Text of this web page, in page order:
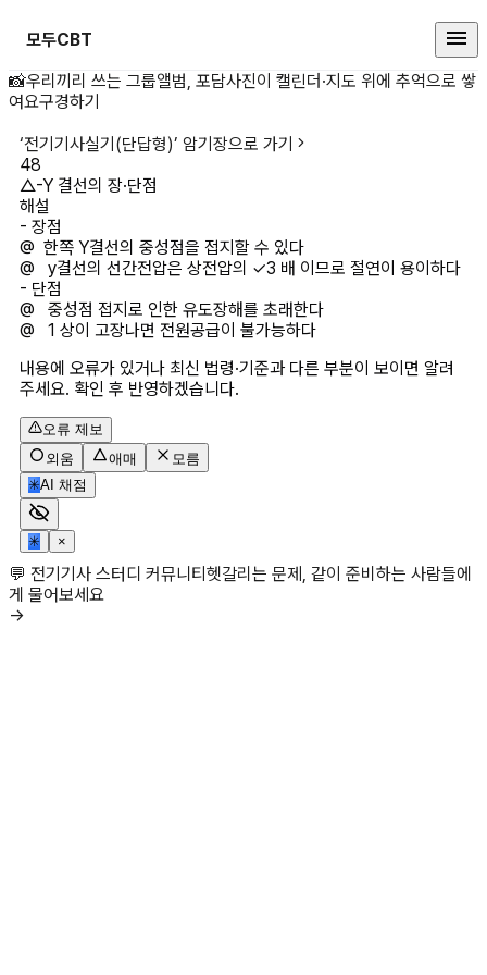
모두CBT
△-Y 결선의 장·단점 상세 페이지
📸우리끼리 쓰는 그룹앨범, 포담사진이 캘린더·지도 위에 추억으로 쌓
여요구경하기
‘전기기사실기(단답형)’ 암기장으로 가기
48
△-Y 결선의 장·단점
해설
- 장점
@  한쪽 Y결선의 중성점을 접지할 수 있다
@   y결선의 선간전압은 상전압의 ✓3 배 이므로 절연이 용이하다
- 단점
@   중성점 접지로 인한 유도장해를 초래한다
@   1 상이 고장나면 전원공급이 불가능하다
내용에 오류가 있거나 최신 법령·기준과 다른 부분이 보이면 알려
주세요. 확인 후 반영하겠습니다.
오류 제보
외움
애매
모름
✳AI 채점
✳ ×
💬 전기기사 스터디 커뮤니티헷갈리는 문제, 같이 준비하는 사람들에
게 물어보세요
→